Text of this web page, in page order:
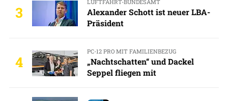
3
LUFTFAHRT-BUNDESAMT
Alexander Schott ist neuer LBA-
Präsident
4
PC-12 PRO MIT FAMILIENBEZUG
„Nachtschatten“ und Dackel
Seppel fliegen mit